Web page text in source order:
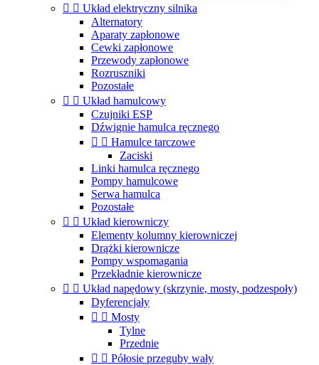
  Układ elektryczny silnika
Alternatory
Aparaty zapłonowe
Cewki zapłonowe
Przewody zapłonowe
Rozruszniki
Pozostałe
  Układ hamulcowy
Czujniki ESP
Dźwignie hamulca ręcznego
  Hamulce tarczowe
Zaciski
Linki hamulca ręcznego
Pompy hamulcowe
Serwa hamulca
Pozostałe
  Układ kierowniczy
Elementy kolumny kierowniczej
Drążki kierownicze
Pompy wspomagania
Przekładnie kierownicze
  Układ napędowy (skrzynie, mosty, podzespoły)
Dyferencjały
  Mosty
Tylne
Przednie
  Półosie przeguby wały